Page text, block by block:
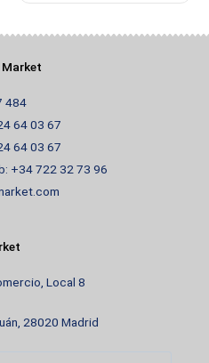
484
64 03 67
64 03 67
+34 722 32 73 96
Local 8
28020 Madrid